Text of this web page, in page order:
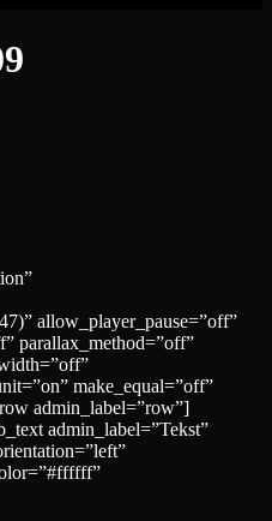
allow_player_pause=”off”
parallax_method=”off”
make_equal=”off”
admin_label=”row”]
admin_label=”Tekst”